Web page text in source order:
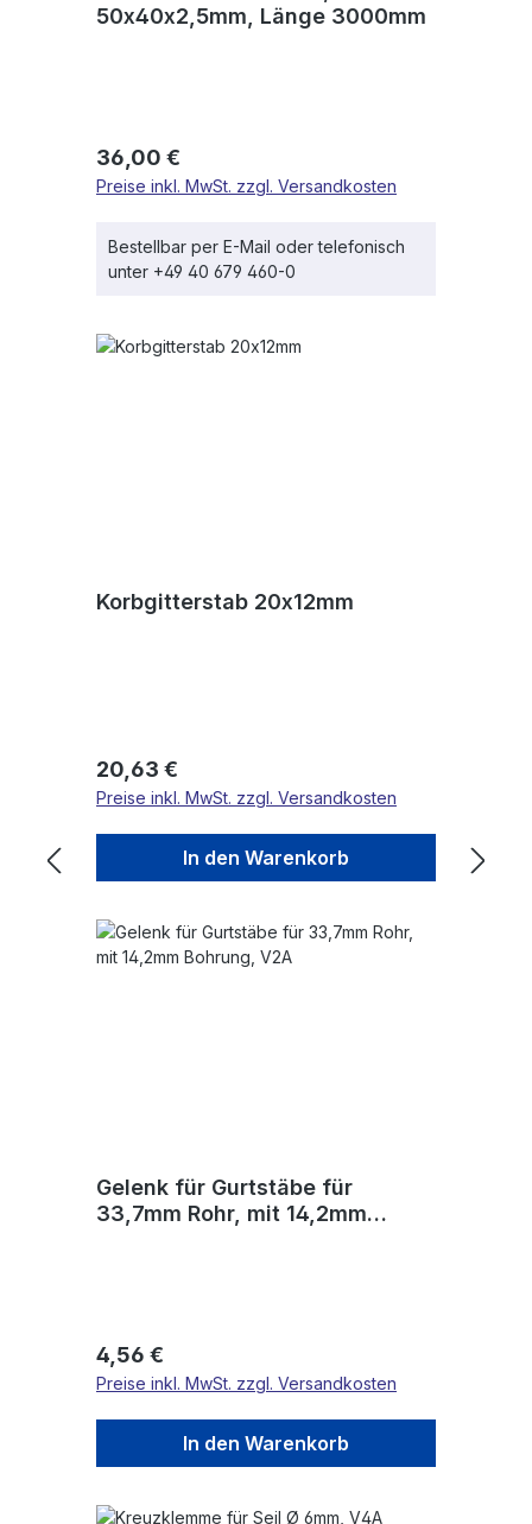
50x40x2,5mm, Länge 3000mm
Regulärer Preis:
36,00 €
Preise inkl. MwSt. zzgl. Versandkosten
Bestellbar per E-Mail oder telefonisch
unter +49 40 679 460-0
Korbgitterstab 20x12mm
Regulärer Preis:
20,63 €
Preise inkl. MwSt. zzgl. Versandkosten
In den Warenkorb
Gelenk für Gurtstäbe für
33,7mm Rohr, mit 14,2mm
Regulärer Preis:
4,56 €
Preise inkl. MwSt. zzgl. Versandkosten
In den Warenkorb